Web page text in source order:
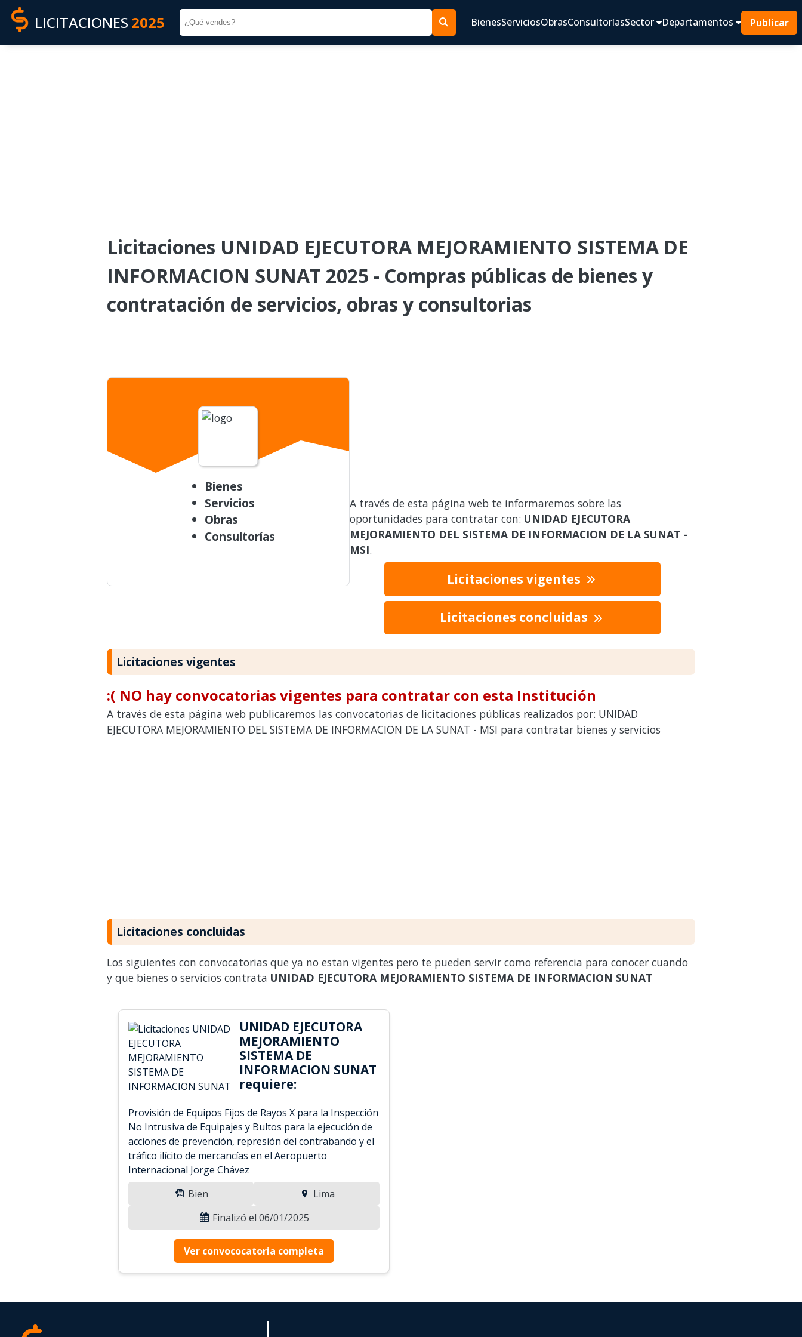
LICITACIONES 2025 BienesServiciosObrasConsultoríasSector Departamentos Publicar
Licitaciones UNIDAD EJECUTORA MEJORAMIENTO SISTEMA DE
INFORMACION SUNAT 2025 - Compras públicas de bienes y
contratación de servicios, obras y consultorias
Bienes
Servicios
Obras
Consultorías
A través de esta página web te informaremos sobre las
oportunidades para contratar con: UNIDAD EJECUTORA
MEJORAMIENTO DEL SISTEMA DE INFORMACION DE LA SUNAT -
MSI.
Licitaciones vigentes
Licitaciones concluidas
Licitaciones vigentes
:( NO hay convocatorias vigentes para contratar con esta Institución
A través de esta página web publicaremos las convocatorias de licitaciones públicas realizados por: UNIDAD
EJECUTORA MEJORAMIENTO DEL SISTEMA DE INFORMACION DE LA SUNAT - MSI para contratar bienes y servicios
Licitaciones concluidas
Los siguientes con convocatorias que ya no estan vigentes pero te pueden servir como referencia para conocer cuando
y que bienes o servicios contrata UNIDAD EJECUTORA MEJORAMIENTO SISTEMA DE INFORMACION SUNAT
UNIDAD EJECUTORA
MEJORAMIENTO
SISTEMA DE
INFORMACION SUNAT
requiere:
Provisión de Equipos Fijos de Rayos X para la Inspección
No Intrusiva de Equipajes y Bultos para la ejecución de
acciones de prevención, represión del contrabando y el
tráfico ilícito de mercancías en el Aeropuerto
Internacional Jorge Chávez
Bien
Lima
Finalizó el 06/01/2025
Ver convococatoria completa